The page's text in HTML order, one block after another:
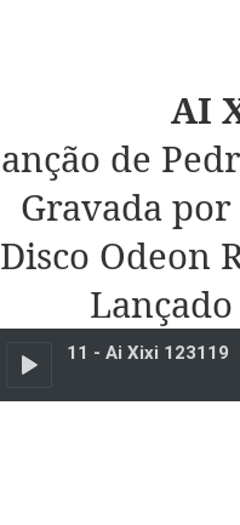
AI
de
Gravada
Disco Odeon